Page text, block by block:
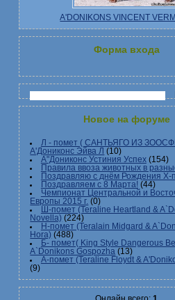
A'DONIKONS VINCENT
Форма входа
Новое на форуме
Л - помет ( САНТЬЯГО ИЗ
А'Дониконс Эйва Л (10)
А"Дониконс Устиния Успех (154)
Правила ввоза животных в
Поздравляю с днём Рождения Х-
Поздравляем с 8 Марта! (44)
Чемпионат Центральной и
Европы 2015 г. (0)
Ш-помет (Teraline Heartland &
Novella) (224)
Н-помет (Teralain Midgard &
Hora) (488)
Б- помет( King Style Dangerous
A`Donikons Gospozha (13)
А-помет (Teraline Floydt &
(9)